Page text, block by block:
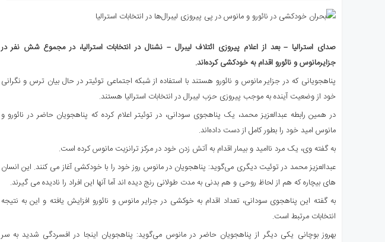
صدای استرالیا – بعد از اعلام پیروزی ائتلاف لیبرال – نشنال در انتخابات استرالیا، در مجموع شش نفر در
جزایرمانوس و نائورو اقدام به خودکشی کرده‌اند.
پناهجویانی که در جزایر مانوس و نائورو هستند با استفاده از شبکه اجتماعی توئیتر در حال بیان ترس و نگرانی
خود از وضعیت آینده به موجب پیروزی حزب لیبرال در انتخابات استرالیا هستند.
در همین رابطه عبدالعزیز محمد، یک پناهجوی سودانی، در توئیتر اعلام کرده که پناهجویان حاضر در نائورو و
مانوس امید خود را بطور کامل از دست داده‌اند.
به گفته وی، یک مرد ناامید و بیمار اقدام به آتش زدن خود در مرکز ترانزیت مانوس کرده است.
عبدالعزیز محمد در توئیت دیگری می‌گوید: پناهجویان در مانوس روز خود را با خودکشی آغاز می کنند. این انسان
های بیچاره که هم از لحاظ روحی و هم بدنی به مدت طولانی رنج دیده اند آما آنها این افراد را نادیده می گیرند.
به گفته این پناهجوی سودانی، تعداد اقدام به خوکشی در جزایر مانوس و نائورو افزایش یافته و این به نتیجه
انتخابات مرتبط است.
بهروز بوچانی یکی دیگر از پناهجویان حاضر در مانوس می‌گوید: پناهجویان اینجا در افسردگی شدید به سر